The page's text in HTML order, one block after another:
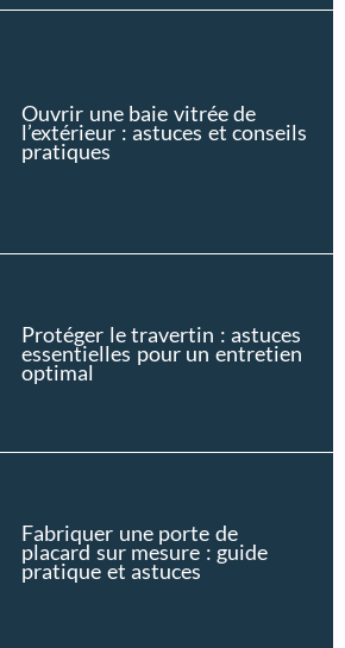
Ouvrir une baie vitrée de
l’extérieur : astuces et conseils
pratiques
Protéger le travertin : astuces
essentielles pour un entretien
optimal
Fabriquer une porte de
placard sur mesure : guide
pratique et astuces